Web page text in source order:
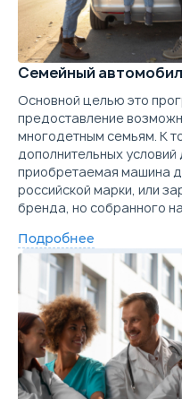
Семейный
Основной целью это
предоставление
многодетным семьям. К
дополнительных
приобретаемая машина
российской марки, или
бренда, но собранного
Подробнее